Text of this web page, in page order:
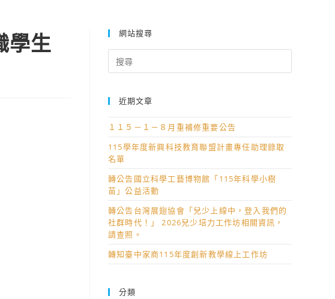
學生
網站搜尋
for:
近期文章
１１５－１－８月重補修重要公告
115學年度新興科技教育聯盟計畫專任助理錄取
名單
轉公告國立科學工藝博物館「115年科學小樹
苗」公益活動
轉公告台灣展翅協會「兒少上線中，登入我們的
社群時代！」 2026兒少培力工作坊相關資訊，
請查照。
轉知臺中家商115年度創新教學線上工作坊
分類